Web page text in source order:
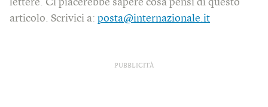
lettere. Ci piacerebbe sapere cosa pensi di questo
articolo. Scrivici a: posta@internazionale.it
PUBBLICITÀ